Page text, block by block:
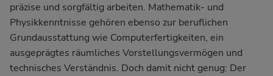
präzise und sorgfältig arbeiten. Mathematik- und
Physikkenntnisse gehören ebenso zur beruflichen
Grundausstattung wie Computerfertigkeiten, ein
ausgeprägtes räumliches Vorstellungsvermögen und
technisches Verständnis. Doch damit nicht genug: Der